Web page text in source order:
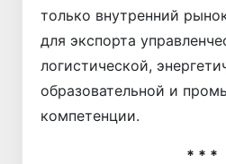
только внут­ренний
для экспорта
логистической,
образовательной и
компетенции.
* * *